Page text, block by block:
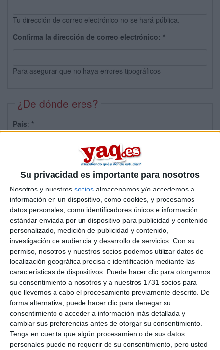
Su privacidad es importante para nosotros
Nosotros y nuestros socios almacenamos y/o accedemos a
información en un dispositivo, como cookies, y procesamos
datos personales, como identificadores únicos e información
estándar enviada por un dispositivo para publicidad y contenido
personalizado, medición de publicidad y contenido,
investigación de audiencia y desarrollo de servicios. Con su
permiso, nosotros y nuestros socios podemos utilizar datos de
localización geográfica precisa e identificación mediante las
características de dispositivos. Puede hacer clic para otorgarnos
su consentimiento a nosotros y a nuestros 1731 socios para
que llevemos a cabo el procesamiento previamente descrito. De
forma alternativa, puede hacer clic para denegar su
consentimiento o acceder a información más detallada y
cambiar sus preferencias antes de otorgar su consentimiento.
Tenga en cuenta que algún procesamiento de sus datos
personales puede no requerir de su consentimiento, pero usted
Tu dirección de correo electrónico no se hará pública.
Confirma la dirección de correo electrónico: *
Para asegurar que no haya errores tipográficos
¿De dónde eres?
País: *
Sobre ti
Soy:*
Chico
Chica
¿En qué año terminas (o terminaste) bachillerato o FP?
Soy estudiante de:*